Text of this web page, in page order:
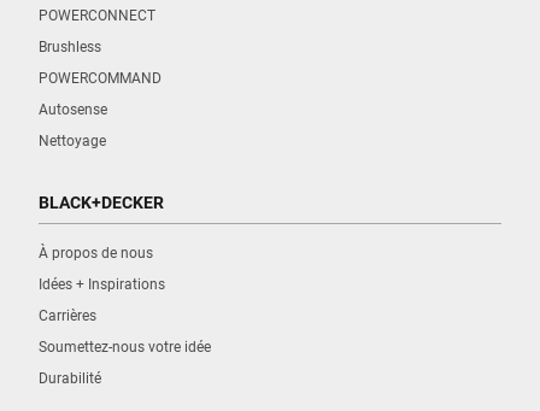
POWERCONNECT
Brushless
POWERCOMMAND
Autosense
Nettoyage
BLACK+DECKER
À propos de nous
Idées + Inspirations
Carrières
Soumettez-nous votre idée
Durabilité